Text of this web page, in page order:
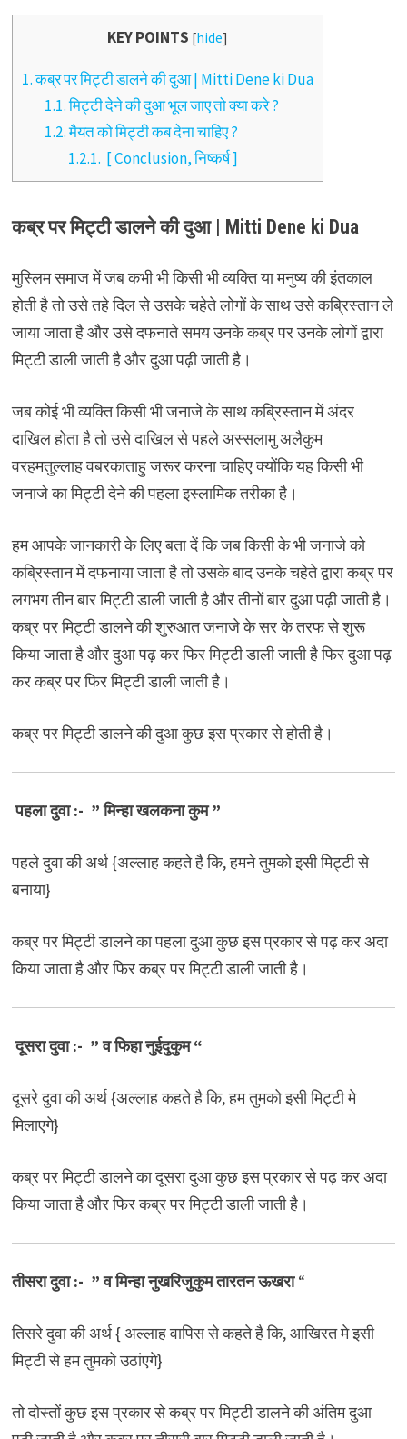
KEY POINTS [hide]
1.कब्र पर मिट्टी डालने की दुआ | Mitti Dene ki Dua
1.1.मिट्टी देने की दुआ भूल जाए तो क्या करे ?
1.2.मैयत को मिट्टी कब देना चाहिए ?
1.2.1. [ Conclusion, निष्कर्ष ]
कब्र पर मिट्टी डालने की दुआ | Mitti Dene ki Dua
मुस्लिम समाज में जब कभी भी किसी भी व्यक्ति या मनुष्य की इंतकाल
होती है तो उसे तहे दिल से उसके चहेते लोगों के साथ उसे कब्रिस्तान ले
जाया जाता है और उसे दफनाते समय उनके कब्र पर उनके लोगों द्वारा
मिट्टी डाली जाती है और दुआ पढ़ी जाती है।
जब कोई भी व्यक्ति किसी भी जनाजे के साथ कब्रिस्तान में अंदर
दाखिल होता है तो उसे दाखिल से पहले अस्सलामु अलैकुम
वरहमतुल्लाह वबरकाताहु जरूर करना चाहिए क्योंकि यह किसी भी
जनाजे का मिट्टी देने की पहला इस्लामिक तरीका है।
हम आपके जानकारी के लिए बता दें कि जब किसी के भी जनाजे को
कब्रिस्तान में दफनाया जाता है तो उसके बाद उनके चहेते द्वारा कब्र पर
लगभग तीन बार मिट्टी डाली जाती है और तीनों बार दुआ पढ़ी जाती है।
कब्र पर मिट्टी डालने की शुरुआत जनाजे के सर के तरफ से शुरू
किया जाता है और दुआ पढ़ कर फिर मिट्टी डाली जाती है फिर दुआ पढ़
कर कब्र पर फिर मिट्टी डाली जाती है।
कब्र पर मिट्टी डालने की दुआ कुछ इस प्रकार से होती है।
पहला दुवा :- ” मिन्हा खलकना कुम ”
पहले दुवा की अर्थ {अल्लाह कहते है कि, हमने तुमको इसी मिट्टी से
बनाया}
कब्र पर मिट्टी डालने का पहला दुआ कुछ इस प्रकार से पढ़ कर अदा
किया जाता है और फिर कब्र पर मिट्टी डाली जाती है।
दूसरा दुवा :- ” व फिहा नुईदुकुम “
दूसरे दुवा की अर्थ {अल्लाह कहते है कि, हम तुमको इसी मिट्टी मे
मिलाएगे}
कब्र पर मिट्टी डालने का दूसरा दुआ कुछ इस प्रकार से पढ़ कर अदा
किया जाता है और फिर कब्र पर मिट्टी डाली जाती है।
तीसरा दुवा :- ” व मिन्हा नुखरिजुकुम तारतन ऊखरा“
तिसरे दुवा की अर्थ { अल्लाह वापिस से कहते है कि, आखिरत मे इसी
मिट्टी से हम तुमको उठांएगे}
तो दोस्तों कुछ इस प्रकार से कब्र पर मिट्टी डालने की अंतिम दुआ